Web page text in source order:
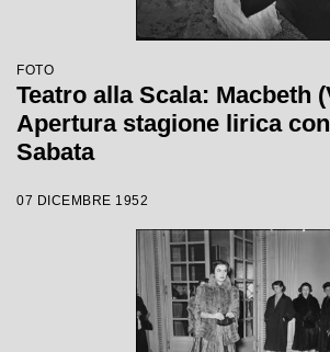
FOTO
Teatro alla Scala: Macbeth
Apertura stagione lirica
Sabata
07 DICEMBRE 1952